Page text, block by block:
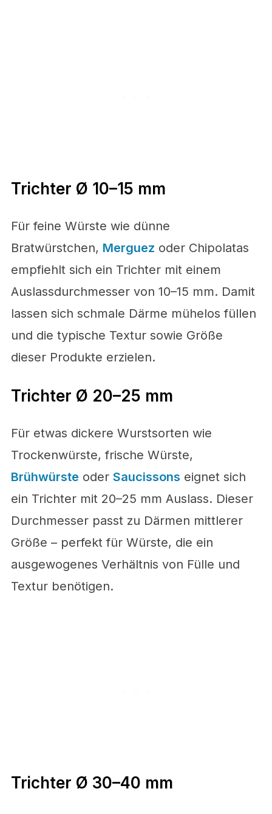
Trichter Ø 10–15 mm
Für feine Würste wie dünne
Bratwürstchen, Merguez oder Chipolatas
empfiehlt sich ein Trichter mit einem
Auslass­durchmesser von 10–15 mm. Damit
lassen sich schmale Därme mühelos füllen
und die typische Textur sowie Größe
dieser Produkte erzielen.
Trichter Ø 20–25 mm
Für etwas dickere Wurstsorten wie
Trockenwürste, frische Würste,
Brühwürste oder Saucissons eignet sich
ein Trichter mit 20–25 mm Auslass. Dieser
Durchmesser passt zu Därmen mittlerer
Größe – perfekt für Würste, die ein
ausgewogenes Verhältnis von Fülle und
Textur benötigen.
Trichter Ø 30–40 mm